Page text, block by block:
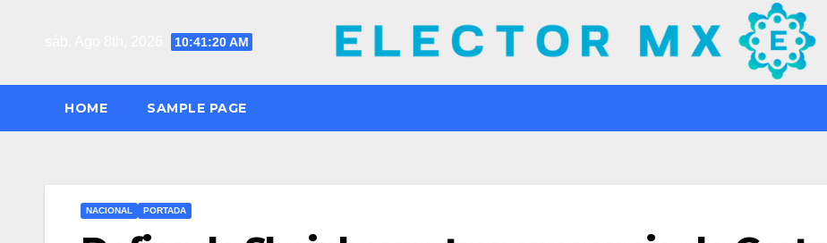
10:41:22 AM
HOME SAMPLE PAGE
NACIONAL PORTADA